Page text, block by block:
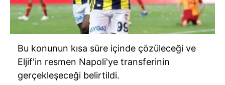
Bu konunun kısa süre içinde çözüleceği ve
Eljif'in resmen Napoli'ye transferinin
gerçekleşeceği belirtildi.